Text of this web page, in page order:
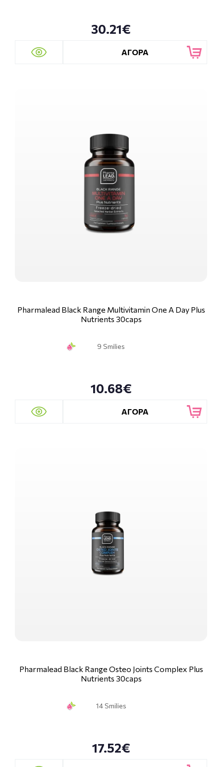
30.21€
ΑΓΟΡΑ
Pharmalead Black Range Multivitamin One A Day Plus
Nutrients 30caps
9 Smilies
10.68€
ΑΓΟΡΑ
Pharmalead Black Range Osteo Joints Complex Plus
Nutrients 30caps
14 Smilies
17.52€